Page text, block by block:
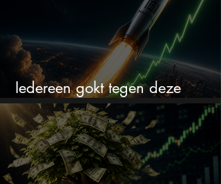
Iedereen gokt tegen deze
aandelen. Ik zou er juist 2